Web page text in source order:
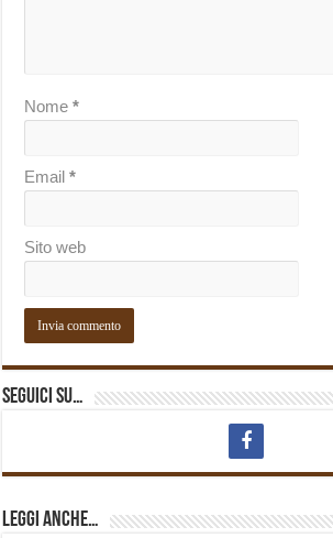
Nome*
Email*
Sito web
Seguici su…
Leggi anche…